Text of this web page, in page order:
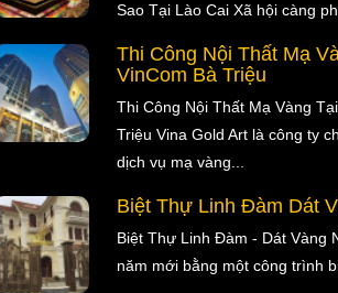
Sao Tại Lào Cai Xã hội càng
Thi Công Nội Thất Mạ
VinCom Bà Triệu
Thi Công Nội Thất Mạ Vàng
Triệu Vina Gold Art là công ty
dịch vụ mạ vàng...
Biệt Thự Linh Đàm Dát
Biệt Thự Linh Đàm - Dát Vàng
năm mới bằng một công trình